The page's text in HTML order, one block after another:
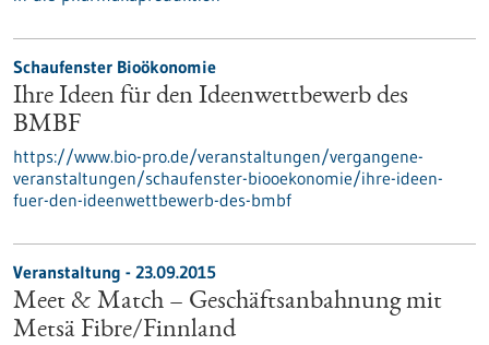
Schaufenster Bioökonomie
Ihre Ideen für den Ideenwettbewerb des
BMBF
https://www.bio-pro.de/veranstaltungen/vergangene-
veranstaltungen/schaufenster-biooekonomie/ihre-ideen-
fuer-den-ideenwettbewerb-des-bmbf
Veranstaltung - 23.09.2015
Meet & Match – Geschäftsanbahnung mit
Metsä Fibre/Finnland